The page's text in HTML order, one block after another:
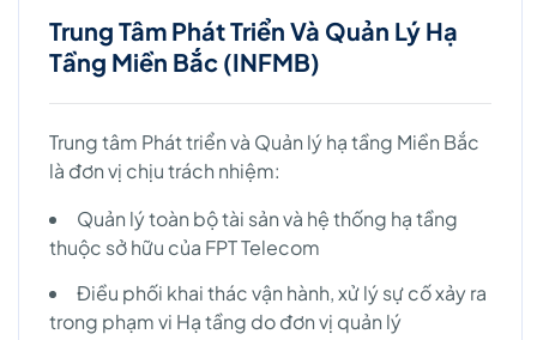
Trung Tâm Phát Triển Và Quản Lý Hạ
Tầng Miền Bắc (INFMB)
Trung tâm Phát triển và Quản lý hạ tầng Miền Bắc
là đơn vị chịu trách nhiệm:
Quản lý toàn bộ tài sản và hệ thống hạ tầng
thuộc sở hữu của FPT Telecom
Điều phối khai thác vận hành, xử lý sự cố xảy ra
trong phạm vi Hạ tầng do đơn vị quản lý